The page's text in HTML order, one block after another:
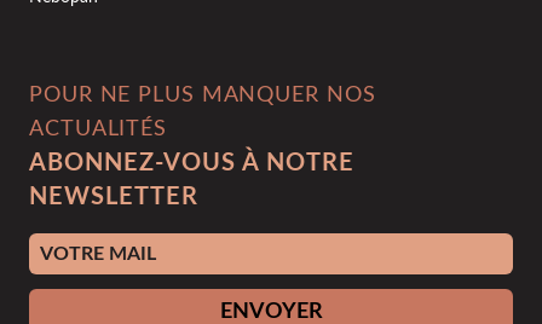
POUR NE PLUS MANQUER NOS
ACTUALITÉS
ABONNEZ-VOUS À NOTRE
NEWSLETTER
Adresse e-mail
ENVOYER